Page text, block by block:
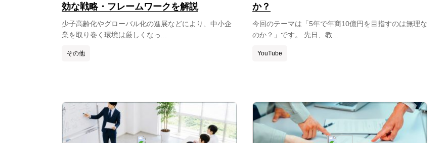
効な戦略・フレームワークを解説
少子高齢化やグローバル化の進展などにより、中小企
業を取り巻く環境は厳しくなっ...
その他
か？
今回のテーマは「5年で年商10億円を目指すのは無理な
のか？」です。 先日、教...
YouTube